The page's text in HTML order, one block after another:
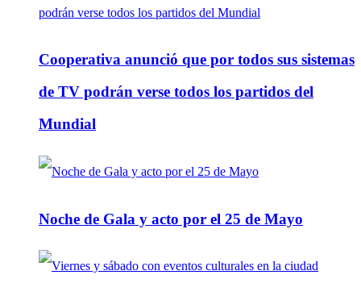
Cooperativa anunció que por todos sus sistemas
de TV podrán verse todos los partidos del
Mundial
Noche de Gala y acto por el 25 de Mayo